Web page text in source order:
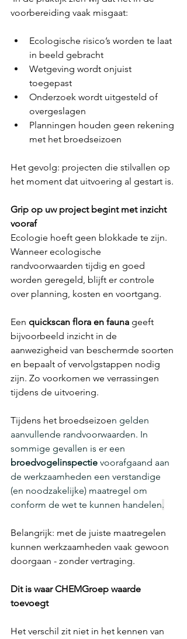
voorbereiding vaak misgaat:
Ecologische risico’s worden te laat
in beeld gebracht
Wetgeving wordt onjuist
toegepast
Onderzoek wordt uitgesteld of
overgeslagen
Planningen houden geen rekening
met het broedseizoen
Het gevolg: projecten die stilvallen op
het moment dat uitvoering al gestart is.
Grip op uw project begint met inzicht
vooraf
Ecologie hoeft geen blokkade te zijn.
Wanneer ecologische
randvoorwaarden tijdig en goed
worden geregeld, blijft er controle
over planning, kosten en voortgang.
Een quickscan flora en fauna geeft
bijvoorbeeld inzicht in de
aanwezigheid van beschermde soorten
en bepaalt of vervolgstappen nodig
zijn. Zo voorkomen we verrassingen
tijdens de uitvoering.
Tijdens het broedseizoen gelden
aanvullende randvoorwaarden. In
sommige gevallen is er een
broedvogelinspectie voorafgaand aan
de werkzaamheden een verstandige
(en noodzakelijke) maatregel om
conform de wet te kunnen handelen.
Belangrijk: met de juiste maatregelen
kunnen werkzaamheden vaak gewoon
doorgaan - zonder vertraging.
Dit is waar CHEMGroep waarde
toevoegt
Het verschil zit niet in het kennen van